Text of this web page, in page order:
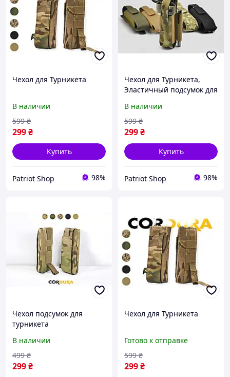
Чехол для Турникета
В наличии
299₴
599 ₴
Купить
Patriot Shop 98%
Чехол для Турникета,
Эластичный подсумок для
В наличии
299₴
599 ₴
Купить
Patriot Shop 98%
Чехол подсумок для
турникета
В наличии
299₴
499 ₴
Чехол для Турникета
Готово к отправке
299₴
599 ₴